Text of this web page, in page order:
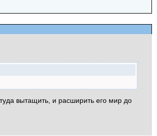
вытащить, и расширить его мир до